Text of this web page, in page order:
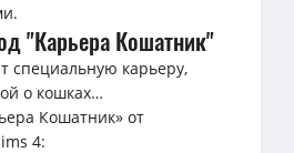
"Карьера Кошатник"
специальную карьеру,
о кошках…
Кошатник» от
4: